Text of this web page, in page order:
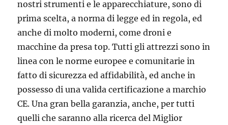
nostri strumenti e le apparecchiature, sono di
prima scelta, a norma di legge ed in regola, ed
anche di molto moderni, come droni e
macchine da presa top. Tutti gli attrezzi sono in
linea con le norme europee e comunitarie in
fatto di sicurezza ed affidabilità, ed anche in
possesso di una valida certificazione a marchio
CE. Una gran bella garanzia, anche, per tutti
quelli che saranno alla ricerca del Miglior